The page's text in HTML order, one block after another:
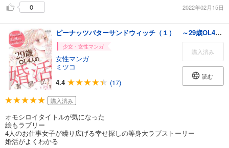
0
2022年02月15日
ピーナッツバターサンドウィッチ（１） ～29歳OL4人の婚活奮闘記！
少女・女性マンガ
女性マンガ
ミツコ
4.4
(17)
購入済み
読む
購入済み
オモシロイタイトルが気になった
絵もラブリー
4人のお仕事女子が繰り広げる幸せ探しの等身大ラブストーリー
婚活がよくわかる